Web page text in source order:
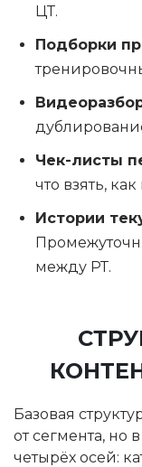
ЦТ.
Подборки
Чек-листы
что взять,
Истории
между РТ.
Базовая
от сегмента, но
четырёх осей: